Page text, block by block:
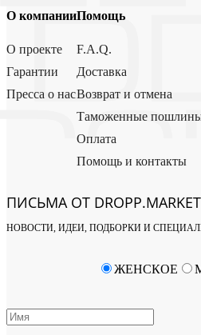
О компании
О проекте
Гарантии
Пресса о нас
Помощь
F.A.Q.
Доставка
Возврат и отмена
Таможенные
Оплата
Помощь и контакты
ПИСЬМА ОТ DROPP.MARKET
НОВОСТИ, ИДЕИ, ПОДБОРКИ И
ЖЕНСКОЕ